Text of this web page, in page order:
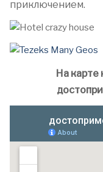
приключением.
На